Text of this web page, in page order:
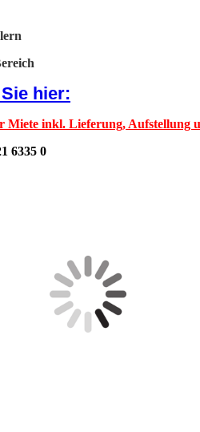
hier:
inkl. Lieferung, Aufstellung
6335 0